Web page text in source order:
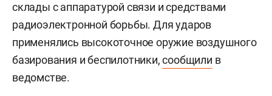
склады с аппаратурой связи и средствами
радиоэлектронной борьбы. Для ударов
применялись высокоточное оружие воздушного
базирования и беспилотники,сообщили в
ведомстве.